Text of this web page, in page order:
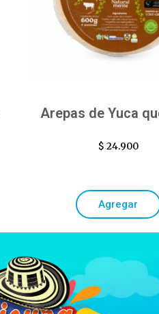
Arepas de Yuca
$ 24.900
Agregar